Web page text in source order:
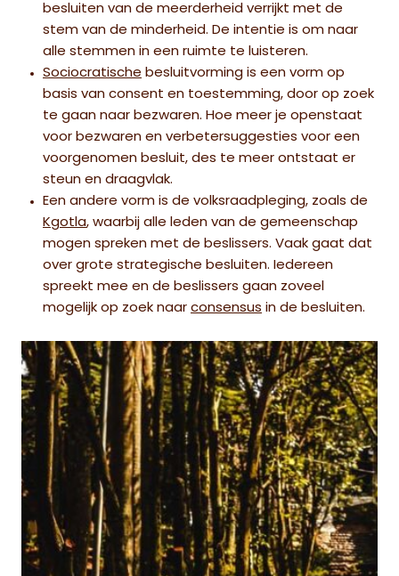
besluiten van de meerderheid verrijkt met de
stem van de minderheid. De intentie is om naar
alle stemmen in een ruimte te luisteren.
Sociocratische besluitvorming is een vorm op
basis van consent en toestemming, door op zoek
te gaan naar bezwaren. Hoe meer je openstaat
voor bezwaren en verbetersuggesties voor een
voorgenomen besluit, des te meer ontstaat er
steun en draagvlak.
Een andere vorm is de volksraadpleging, zoals de
Kgotla, waarbij alle leden van de gemeenschap
mogen spreken met de beslissers. Vaak gaat dat
over grote strategische besluiten. Iedereen
spreekt mee en de beslissers gaan zoveel
mogelijk op zoek naar consensus in de besluiten.